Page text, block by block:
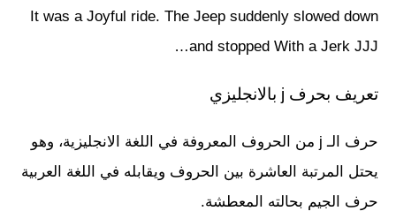
It was a Joyful ride. The Jeep suddenly slowed down
and stopped With a Jerk JJJ…
تعريف بحرف j بالانجليزي
حرف الـ j من الحروف المعروفة في اللغة الانجليزية، وهو
يحتل المرتبة العاشرة بين الحروف ويقابله في اللغة العربية
حرف الجيم بحالته المعطشة.